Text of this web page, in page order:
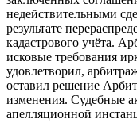
недействительными
результате
кадастрового учёта.
исковые требования
удовлетворил,
оставил решение
изменения. Судебные
апелляционной